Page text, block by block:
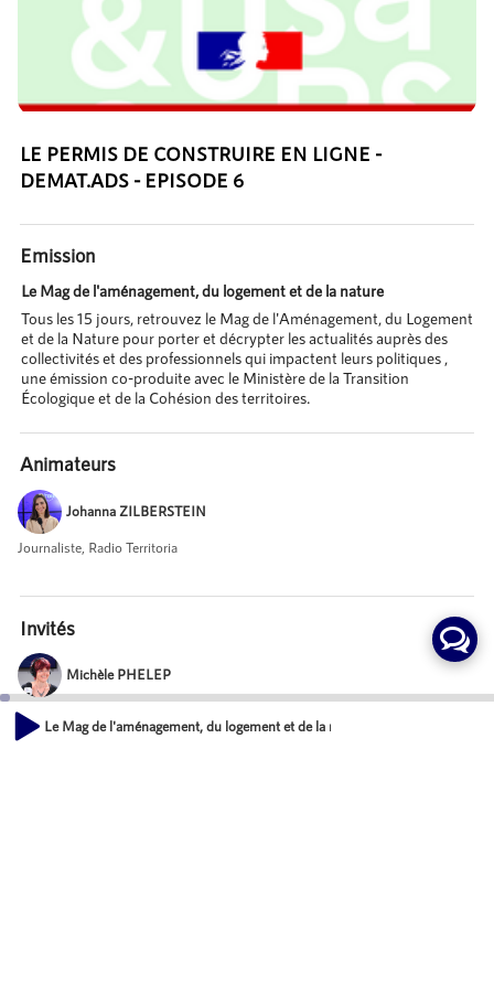
LE PERMIS DE CONSTRUIRE EN LIGNE -
DEMAT.ADS - EPISODE 6
Emission
Le Mag de l'aménagement, du logement et de la nature
Tous les 15 jours, retrouvez le Mag de l'Aménagement, du Logement
et de la Nature pour porter et décrypter les actualités auprès des
collectivités et des professionnels qui impactent leurs politiques ,
une émission co-produite avec le Ministère de la Transition
Écologique et de la Cohésion des territoires.
Animateurs
Johanna ZILBERSTEIN
Journaliste, Radio Territoria
Invités
Michèle PHELEP
Responsable mission mobilisation des territoires, DGALN
Le Mag de l'aménagement, du logement et de la nature - Le permis de